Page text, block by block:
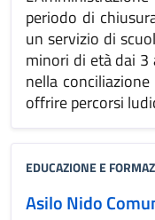
periodo di
un servizio di
minori di età dai 3
nella
offrire percorsi
EDUCAZIONE E
Asilo Nido